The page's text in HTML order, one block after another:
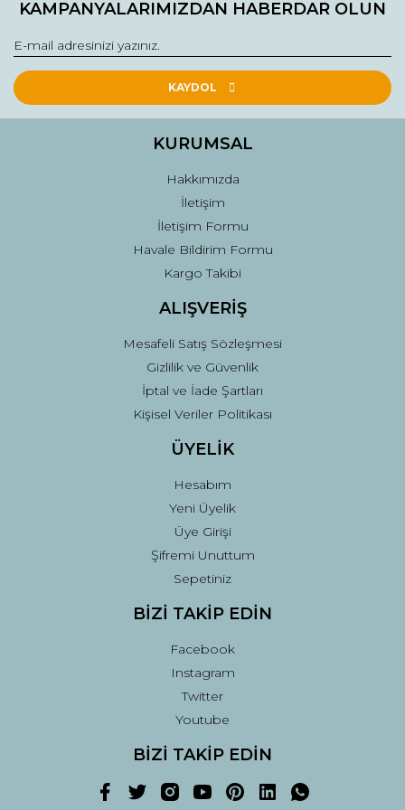
Görüş ve önerileriniz için teşekkür ederiz.
Ürün resmi kalitesiz, bozuk veya görüntülenemiyor.
Ürün açıklamasında eksik bilgiler bulunuyor.
Ürün fiyatı diğer sitelerden daha pahalı.
Gönder
KAMPANYALARIMIZDAN HABERDAR OLUN
KAYDOL
KURUMSAL
Hakkımızda
İletişim
İletişim Formu
Havale Bildirim Formu
Kargo Takibi
ALIŞVERİŞ
Mesafeli Satış Sözleşmesi
Gizlilik ve Güvenlik
İptal ve İade Şartları
Kişisel Veriler Politikası
ÜYELİK
Hesabım
Yeni Üyelik
Üye Girişi
Şifremi Unuttum
Sepetiniz
BİZİ TAKİP EDİN
Facebook
Instagram
Twitter
Youtube
BİZİ TAKİP EDİN